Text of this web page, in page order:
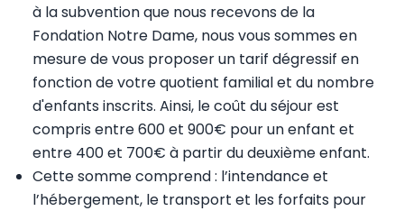
à la subvention que nous recevons de la
Fondation Notre Dame, nous vous sommes en
mesure de vous proposer un tarif dégressif en
fonction de votre quotient familial et du nombre
d'enfants inscrits. Ainsi, le coût du séjour est
compris entre 600 et 900€ pour un enfant et
entre 400 et 700€ à partir du deuxième enfant.
Cette somme comprend : l’intendance et
l’hébergement, le transport et les forfaits pour